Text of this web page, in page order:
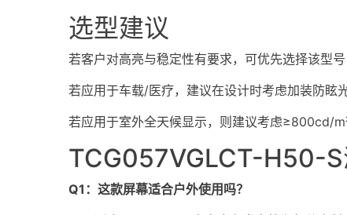
选型建议
若客户对高亮与稳定性有要求，可优先选择该型号
若应用于车载/医疗，建议在设计时考虑加装防眩光
若应用于室外全天候显示，则建议考虑≥800cd/
TCG057VGLCT-H50-S
Q1：这款屏幕适合户外使用吗？